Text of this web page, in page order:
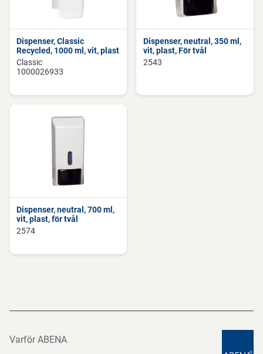
Dispenser, Classic
Recycled, 1000 ml, vit, plast
Classic
1000026933
Dispenser, neutral, 350 ml,
vit, plast, För tvål
2543
Dispenser, neutral, 700 ml,
vit, plast, för tvål
2574
Varför ABENA